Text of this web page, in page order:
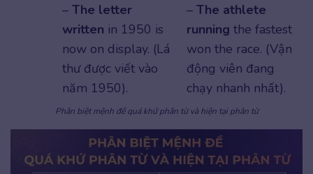
– The letter
written in 1950 is
now on display. (Lá
thư được viết vào
năm 1950).
– The athlete
running the fastest
won the race. (Vận
động viên đang
chạy nhanh nhất).
Phân biệt mệnh đề quá khứ phân từ và hiện tại phân từ